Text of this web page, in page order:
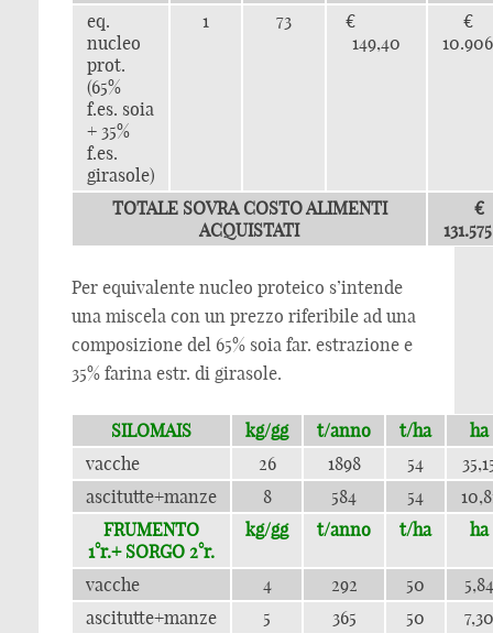
eq.
nucleo
prot.
(65%
f.es. soia
+ 35%
f.es.
girasole)
1 73
€
149,40
TOTALE SOVRA COSTO ALIMENTI
ACQUISTATI
€
Per equivalente nucleo proteico s’intende
una miscela con un prezzo riferibile ad una
composizione del 65% soia far. estrazione e
35% farina estr. di girasole.
SILOMAIS kg/gg t/anno t/ha
ha
vacche
26 1898 54
ascitutte+manze
8 584 54
FRUMENTO
1°r.+ SORGO 2°r.
kg/gg t/anno t/ha ha
vacche 4 292 50
5,84
ascitutte+manze
5 365 50
7,30